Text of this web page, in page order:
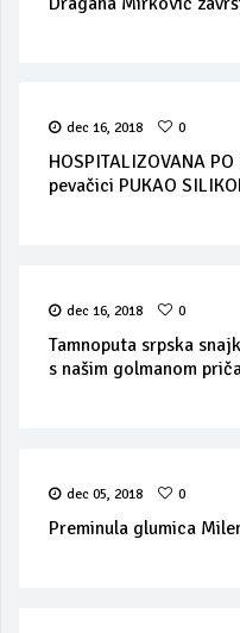
dec 16, 2018 0
HOSPITALIZOVANA
pevačici PUKAO
dec 16, 2018 0
Tamnoputa srpska
s našim golmanom
dec 05, 2018 0
Preminula glumica